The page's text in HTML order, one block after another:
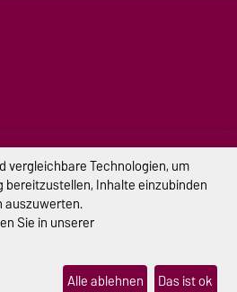
Impressum
Datenschutz
Einstellungen
vergleichbare Technologien, um
bereitzustellen, Inhalte einzubinden
auszuwerten.
Sie in unserer
Alle ablehnen Das ist ok